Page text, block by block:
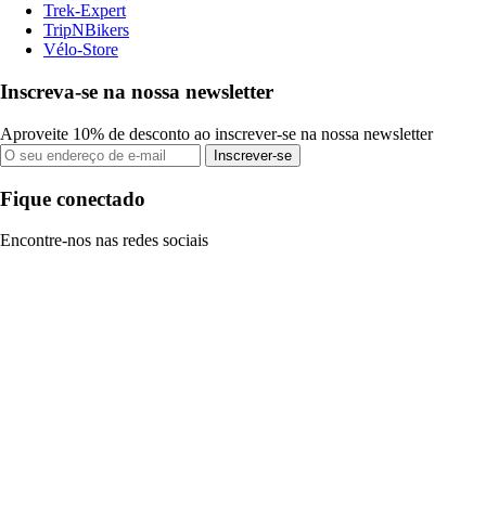
Trek-Expert
TripNBikers
Vélo-Store
Inscreva-se na nossa newsletter
Aproveite 10% de desconto ao inscrever-se na nossa newsletter
Inscrever-se
Fique conectado
Encontre-nos nas redes sociais